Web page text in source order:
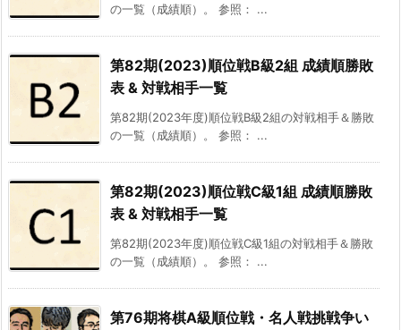
の一覧（成績順）。 参照： ...
第82期(2023)順位戦B級2組 成績順勝敗
表 & 対戦相手一覧
第82期(2023年度)順位戦B級2組の対戦相手＆勝敗
の一覧（成績順）。 参照： ...
第82期(2023)順位戦C級1組 成績順勝敗
表 & 対戦相手一覧
第82期(2023年度)順位戦C級1組の対戦相手＆勝敗
の一覧（成績順）。 参照： ...
第76期将棋A級順位戦・名人戦挑戦争い